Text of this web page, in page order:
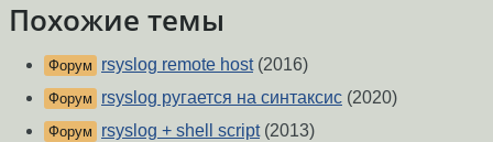
Похожие темы
Форум rsyslog remote host(2016)
Форум rsyslog ругается на синтаксис (2020)
Форум rsyslog + shell script(2013)